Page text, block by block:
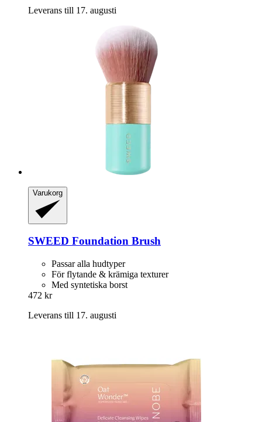
Leverans till 17. augusti
Varukorg
SWEED Foundation Brush
Passar alla hudtyper
För flytande & krämiga texturer
Med syntetiska borst
472 kr
Leverans till 17. augusti